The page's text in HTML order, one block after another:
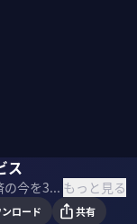
ス
竹下“Ryan”隆一郎が世界経済の今を3分で解説する動画です。これを見れば、時間のないビジネスパーソンも世界情勢や経済動向をインプットできます。 もっと見る
ロード 共有